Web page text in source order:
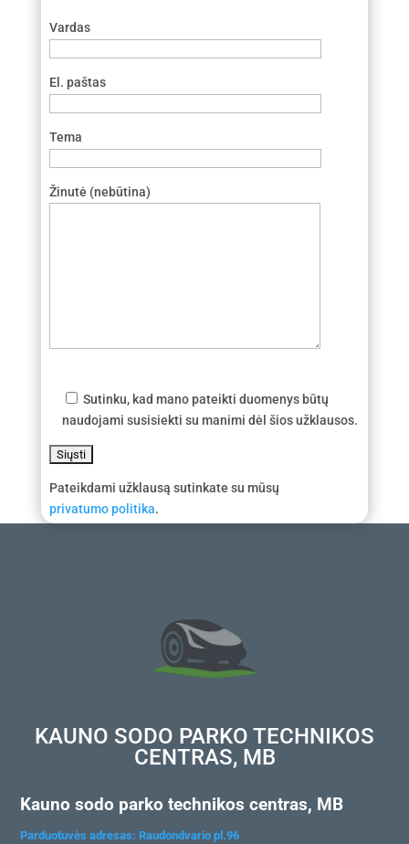
Vardas
El. paštas
Tema
Žinutė (nebūtina)
Sutinku, kad mano pateikti duomenys būtų
naudojami susisiekti su manimi dėl šios užklausos.
Pateikdami užklausą sutinkate su mūsų
privatumo politika.
KAUNO SODO PARKO TECHNIKOS
CENTRAS, MB
Kauno sodo parko technikos centras, MB
Parduotuvės adresas: Raudondvario pl.96